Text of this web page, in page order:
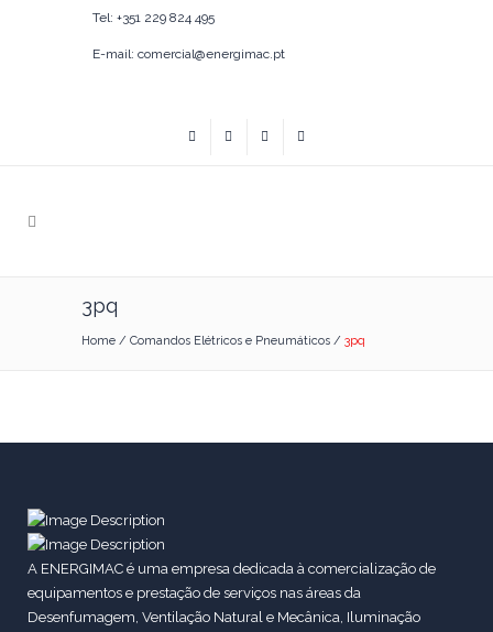
Tel: +351 229 824 495
E-mail: comercial@energimac.pt
3pq
Home / Comandos Elétricos e Pneumáticos / 3pq
A ENERGIMAC é uma empresa dedicada à comercialização de
equipamentos e prestação de serviços nas áreas da
Desenfumagem, Ventilação Natural e Mecânica, Iluminação